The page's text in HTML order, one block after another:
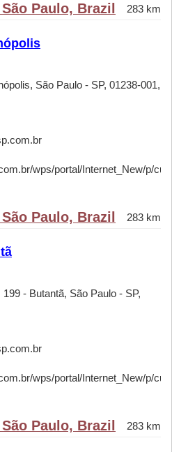
Paulo, Brazil 283 km
São Paulo - SP, 01238-001,
wps/portal/Internet_New/p/
Paulo, Brazil 283 km
- Butantã, São Paulo - SP,
wps/portal/Internet_New/p/
Paulo, Brazil 283 km